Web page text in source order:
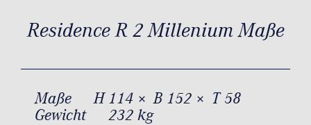
Residence R 2 Millenium Maße
Maße
H 114 × B 152 × T 58
Gewicht
232 kg